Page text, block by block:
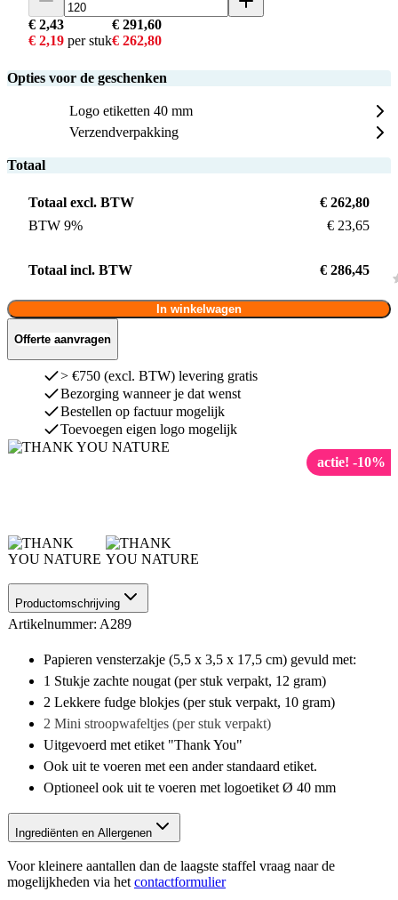
€ 2,43
€ 2,19 per stuk
€ 291,60
€ 262,80
Opties voor de geschenken
Logo etiketten 40 mm
Verzendverpakking
Totaal
Totaal excl. BTW
€ 262,80
BTW 9%
€ 23,65
Totaal incl. BTW € 286,45
In winkelwagen
Offerte aanvragen
> €750 (excl. BTW) levering gratis
Bezorging wanneer je dat wenst
Bestellen op factuur mogelijk
Toevoegen eigen logo mogelijk
actie! -10%
Productomschrijving
Artikelnummer: A289
Papieren vensterzakje (5,5 x 3,5 x 17,5 cm) gevuld met:
1 Stukje zachte nougat (per stuk verpakt, 12 gram)
2 Lekkere fudge blokjes (per stuk verpakt, 10 gram)
2 Mini stroopwafeltjes (per stuk verpakt)
Uitgevoerd met etiket "Thank You"
Ook uit te voeren met een ander standaard etiket.
Optioneel ook uit te voeren met logoetiket Ø 40 mm
Ingrediënten en Allergenen
Voor kleinere aantallen dan de laagste staffel vraag naar de
mogelijkheden via hetcontactformulier